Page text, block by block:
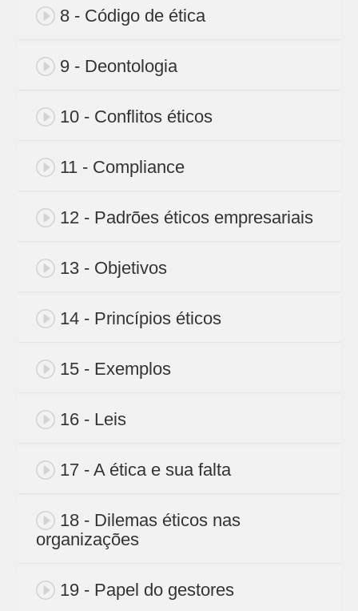
8 - Código de ética
9 - Deontologia
10 - Conflitos éticos
11 - Compliance
12 - Padrões éticos empresariais
13 - Objetivos
14 - Princípios éticos
15 - Exemplos
16 - Leis
17 - A ética e sua falta
18 - Dilemas éticos nas
organizações
19 - Papel do gestores